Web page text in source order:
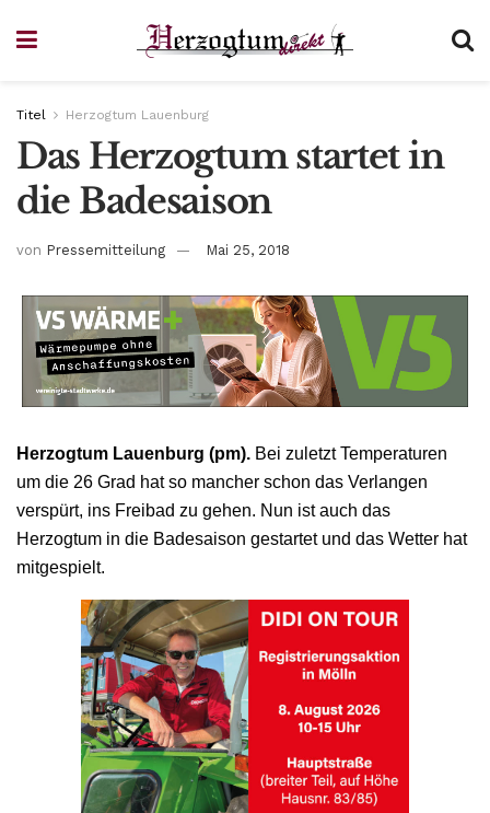
Titel Herzogtum Lauenburg
Das Herzogtum startet in
die Badesaison
von Pressemitteilung Mai 25, 2018
Herzogtum Lauenburg (pm). Bei zuletzt Temperaturen
um die 26 Grad hat so mancher schon das Verlangen
verspürt, ins Freibad zu gehen. Nun ist auch das
Herzogtum in die Badesaison gestartet und das Wetter hat
mitgespielt.